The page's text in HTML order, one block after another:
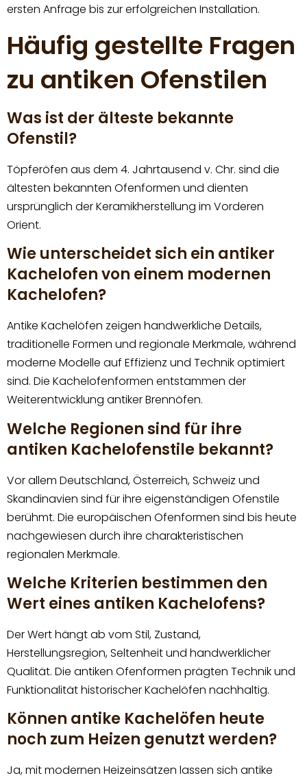
ersten Anfrage bis zur erfolgreichen Installation.
Häufig gestellte Fragen
zu antiken Ofenstilen
Was ist der älteste bekannte
Ofenstil?
Töpferöfen aus dem 4. Jahrtausend v. Chr. sind die
ältesten bekannten Ofenformen und dienten
ursprünglich der Keramikherstellung im Vorderen
Orient.
Wie unterscheidet sich ein antiker
Kachelofen von einem modernen
Kachelofen?
Antike Kachelöfen zeigen handwerkliche Details,
traditionelle Formen und regionale Merkmale, während
moderne Modelle auf Effizienz und Technik optimiert
sind. Die Kachelofenformen entstammen der
Weiterentwicklung antiker Brennöfen.
Welche Regionen sind für ihre
antiken Kachelofenstile bekannt?
Vor allem Deutschland, Österreich, Schweiz und
Skandinavien sind für ihre eigenständigen Ofenstile
berühmt. Die europäischen Ofenformen sind bis heute
nachgewiesen durch ihre charakteristischen
regionalen Merkmale.
Welche Kriterien bestimmen den
Wert eines antiken Kachelofens?
Der Wert hängt ab vom Stil, Zustand,
Herstellungsregion, Seltenheit und handwerklicher
Qualität. Die antiken Ofenformen prägten Technik und
Funktionalität historischer Kachelöfen nachhaltig.
Können antike Kachelöfen heute
noch zum Heizen genutzt werden?
Ja, mit modernen Heizeinsätzen lassen sich antike